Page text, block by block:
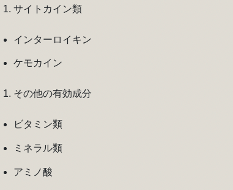
サイトカイン類
インターロイキン
ケモカイン
その他の有効成分
ビタミン類
ミネラル類
アミノ酸